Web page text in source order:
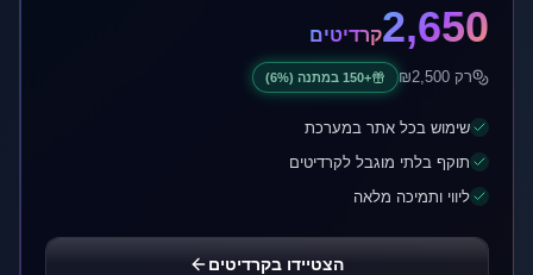
2,650קרדיטים
רק ₪2,500
+
150 במתנה (6%)
שימוש בכל אתר במערכת
תוקף בלתי מוגבל לקרדיטים
ליווי ותמיכה מלאה
הצטיידו בקרדיטים